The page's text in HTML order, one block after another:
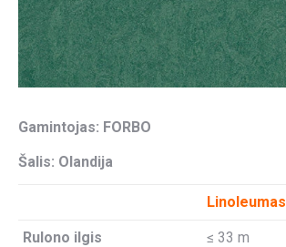
Gamintojas: FORBO
Šalis: Olandija
Linoleumas
Rulono ilgis ≤ 33 m